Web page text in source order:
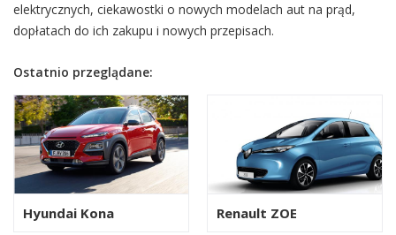
elektrycznych, ciekawostki o nowych modelach aut na prąd,
dopłatach do ich zakupu i nowych przepisach.
Ostatnio przeglądane:
Hyundai Kona Renault ZOE